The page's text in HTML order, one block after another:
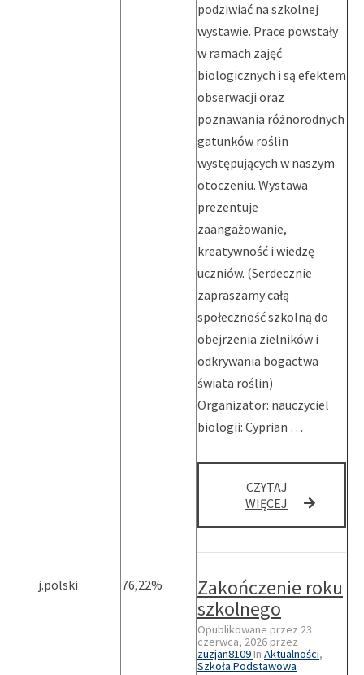
j.polski 76,22%
podziwiać na szkolnej
wystawie. Prace powstały
w ramach zajęć
biologicznych i są efektem
obserwacji oraz
poznawania różnorodnych
gatunków roślin
występujących w naszym
otoczeniu. Wystawa
prezentuje
zaangażowanie,
kreatywność i wiedzę
uczniów. (Serdecznie
zapraszamy całą
społeczność szkolną do
obejrzenia zielników i
odkrywania bogactwa
świata roślin)
Organizator: nauczyciel
biologii: Cyprian …
CZYTAJ
WIĘCEJ WYSTAWA
Zakończenie roku
szkolnego
Opublikowane przez 23
czerwca, 2026 przez
zuzjan8109 In Aktualności,
Szkoła Podstawowa